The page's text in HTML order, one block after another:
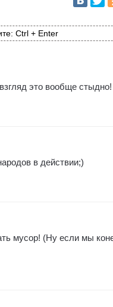
Ctrl + Enter
это вообще стыдно!
в действии;)
мусор! (Ну если мы